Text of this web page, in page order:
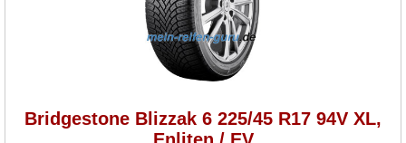
Bridgestone Blizzak 6 225/45 R17 94V XL,